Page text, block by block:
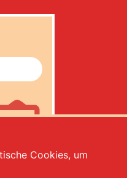
Cookies, um